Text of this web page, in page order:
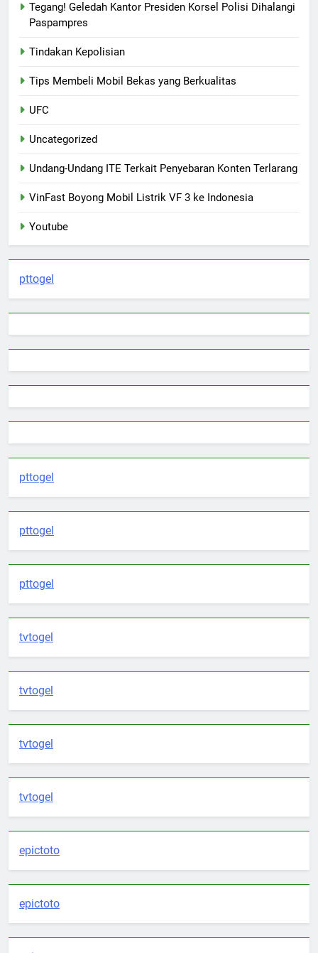
Tegang! Geledah Kantor Presiden Korsel Polisi Dihalangi
Paspampres
Tindakan Kepolisian
Tips Membeli Mobil Bekas yang Berkualitas
UFC
Uncategorized
Undang-Undang ITE Terkait Penyebaran Konten Terlarang
VinFast Boyong Mobil Listrik VF 3 ke Indonesia
Youtube
pttogel
pttogel
pttogel
pttogel
tvtogel
tvtogel
tvtogel
tvtogel
epictoto
epictoto